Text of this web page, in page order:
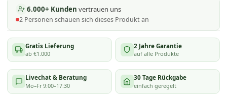
6.000+ Kunden vertrauen uns
2 Personen schauen sich dieses Produkt an
Gratis Lieferung
ab €1.000
2 Jahre Garantie
auf alle Produkte
Livechat & Beratung
Mo–Fr 9:00–17:30
30 Tage Rückgabe
einfach geregelt